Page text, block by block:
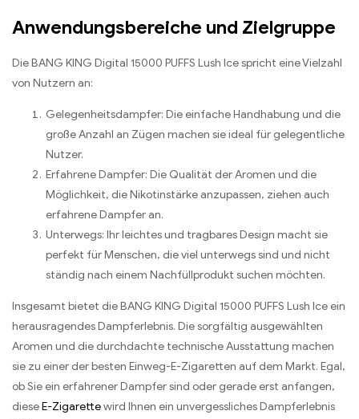
Anwendungsbereiche und Zielgruppe
Die BANG KING Digital 15000 PUFFS Lush Ice spricht eine Vielzahl
von Nutzern an:
Gelegenheitsdampfer: Die einfache Handhabung und die
große Anzahl an Zügen machen sie ideal für gelegentliche
Nutzer.
Erfahrene Dampfer: Die Qualität der Aromen und die
Möglichkeit, die Nikotinstärke anzupassen, ziehen auch
erfahrene Dampfer an.
Unterwegs: Ihr leichtes und tragbares Design macht sie
perfekt für Menschen, die viel unterwegs sind und nicht
ständig nach einem Nachfüllprodukt suchen möchten.
Insgesamt bietet die BANG KING Digital 15000 PUFFS Lush Ice ein
herausragendes Dampferlebnis. Die sorgfältig ausgewählten
Aromen und die durchdachte technische Ausstattung machen
sie zu einer der besten Einweg-E-Zigaretten auf dem Markt. Egal,
ob Sie ein erfahrener Dampfer sind oder gerade erst anfangen,
dieseE-Zigarettewird Ihnen ein unvergessliches Dampferlebnis